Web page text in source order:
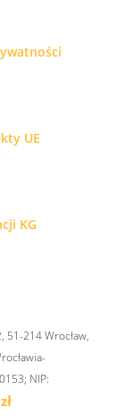
UE
KG
51-214 Wrocław,
NIP: